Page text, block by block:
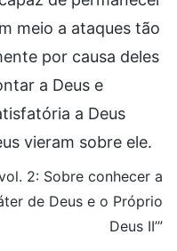
meio a ataques tão
por causa deles
a Deus e
a Deus
vieram sobre ele.
2: Sobre conhecer a
de Deus e o Próprio
Deus II’”